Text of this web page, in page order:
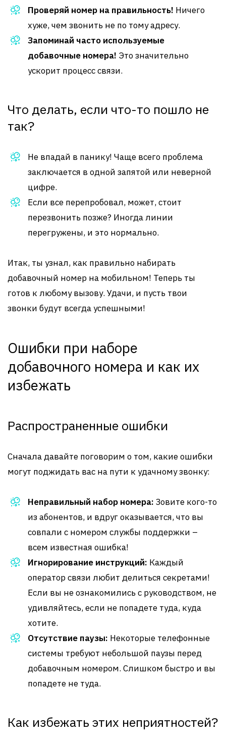
Проверяй номер на правильность! Ничего
хуже, чем звонить не по тому адресу.
Запоминай часто используемые
добавочные номера! Это значительно
ускорит процесс связи.
Что делать, если что-то пошло не
так?
Не впадай в панику! Чаще всего проблема
заключается в одной запятой или неверной
цифре.
Если все перепробовал, может, стоит
перезвонить позже? Иногда линии
перегружены, и это нормально.
Итак, ты узнал, как правильно набирать
добавочный номер на мобильном! Теперь ты
готов к любому вызову. Удачи, и пусть твои
звонки будут всегда успешными!
Ошибки при наборе
добавочного номера и как их
избежать
Распространенные ошибки
Сначала давайте поговорим о том, какие ошибки
могут поджидать вас на пути к удачному звонку:
Неправильный набор номера: Зовите кого-то
из абонентов, и вдруг оказывается, что вы
совпали с номером службы поддержки –
всем известная ошибка!
Игнорирование инструкций: Каждый
оператор связи любит делиться секретами!
Если вы не ознакомились с руководством, не
удивляйтесь, если не попадете туда, куда
хотите.
Отсутствие паузы: Некоторые телефонные
системы требуют небольшой паузы перед
добавочным номером. Слишком быстро и вы
попадете не туда.
Как избежать этих неприятностей?